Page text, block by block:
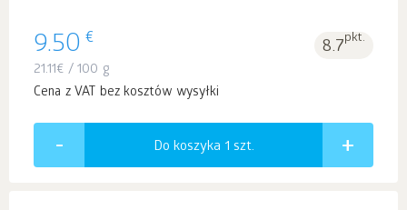
9.50 € 8.7pkt.
21.11€ / 100 g
Cena z VAT bez kosztów wysyłki
Do koszyka 1 szt.